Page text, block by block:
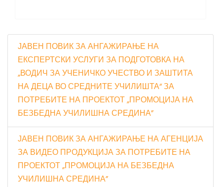
ЈАВЕН ПОВИК ЗА АНГАЖИРАЊЕ НА
ЕКСПЕРТСКИ УСЛУГИ ЗА ПОДГОТОВКА НА
„ВОДИЧ ЗА УЧЕНИЧКО УЧЕСТВО И ЗАШТИТА
НА ДЕЦА ВО СРЕДНИТЕ УЧИЛИШТА“ ЗА
ПОТРЕБИТЕ НА ПРОЕКТОТ „ПРОМОЦИЈА НА
БЕЗБЕДНА УЧИЛИШНА СРЕДИНА”
ЈАВЕН ПОВИК ЗА АНГАЖИРАЊЕ НА АГЕНЦИЈА
ЗА ВИДЕО ПРОДУКЦИЈА ЗА ПОТРЕБИТЕ НА
ПРОЕКТОТ „ПРОМОЦИЈА НА БЕЗБЕДНА
УЧИЛИШНА СРЕДИНА”